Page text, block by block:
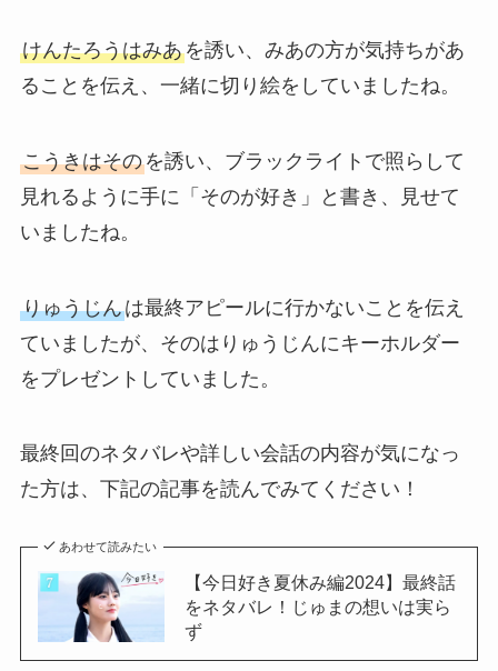
けんたろうはみあを誘い、みあの方が気持ちがあ
ることを伝え、一緒に切り絵をしていましたね。
こうきはそのを誘い、ブラックライトで照らして
見れるように手に「そのが好き」と書き、見せて
いましたね。
りゅうじんは最終アピールに行かないことを伝え
ていましたが、そのはりゅうじんにキーホルダー
をプレゼントしていました。
最終回のネタバレや詳しい会話の内容が気になっ
た方は、下記の記事を読んでみてください！
あわせて読みたい
【今日好き夏休み編2024】最終話
をネタバレ！じゅまの想いは実ら
ず